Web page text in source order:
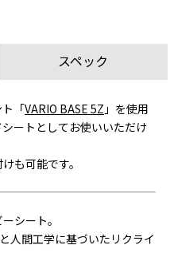
「VARIO BASE 5Z 」を使用
ートとしてお使いいただけ
も可能です。
シート。
人間工学に基づいたリクライ
スペック